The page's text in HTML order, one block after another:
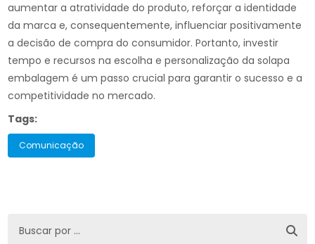
aumentar a atratividade do produto, reforçar a identidade
da marca e, consequentemente, influenciar positivamente
a decisão de compra do consumidor. Portanto, investir
tempo e recursos na escolha e personalização da solapa
embalagem é um passo crucial para garantir o sucesso e a
competitividade no mercado.
Tags:
Comunicação